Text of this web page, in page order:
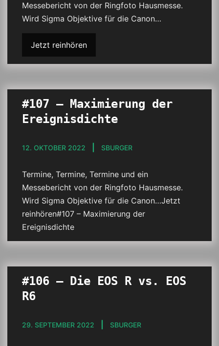
Messebericht von der Ringfoto Hausmesse.
Wird Sigma Objektive für die Canon…
Jetzt reinhören
#107 – Maximierung der
Ereignisdichte
12. OKTOBER 2022 SBURGER
Termine, Termine, Termine und ein
Messebericht von der Ringfoto Hausmesse.
Wird Sigma Objektive für die Canon…Jetzt
reinhören#107 – Maximierung der
Ereignisdichte
#106 – Die EOS R vs. EOS
R6
29. SEPTEMBER 2022 SBURGER